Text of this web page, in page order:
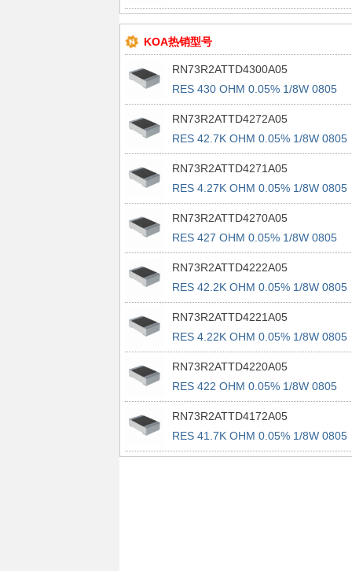
KOA热销型号
RN73R2ATTD4300A05
RES 430 OHM 0.05% 1/8W 0805
RN73R2ATTD4272A05
RES 42.7K OHM 0.05% 1/8W 0805
RN73R2ATTD4271A05
RES 4.27K OHM 0.05% 1/8W 0805
RN73R2ATTD4270A05
RES 427 OHM 0.05% 1/8W 0805
RN73R2ATTD4222A05
RES 42.2K OHM 0.05% 1/8W 0805
RN73R2ATTD4221A05
RES 4.22K OHM 0.05% 1/8W 0805
RN73R2ATTD4220A05
RES 422 OHM 0.05% 1/8W 0805
RN73R2ATTD4172A05
RES 41.7K OHM 0.05% 1/8W 0805